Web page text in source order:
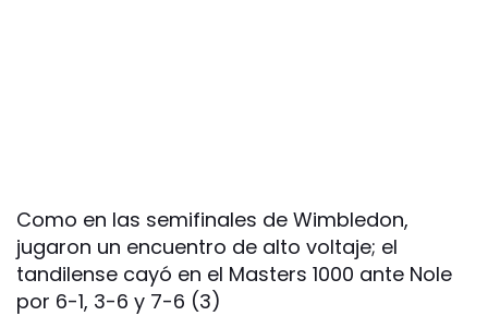
Como en las semifinales de Wimbledon,
jugaron un encuentro de alto voltaje; el
tandilense cayó en el Masters 1000 ante Nole
por 6-1, 3-6 y 7-6 (3)